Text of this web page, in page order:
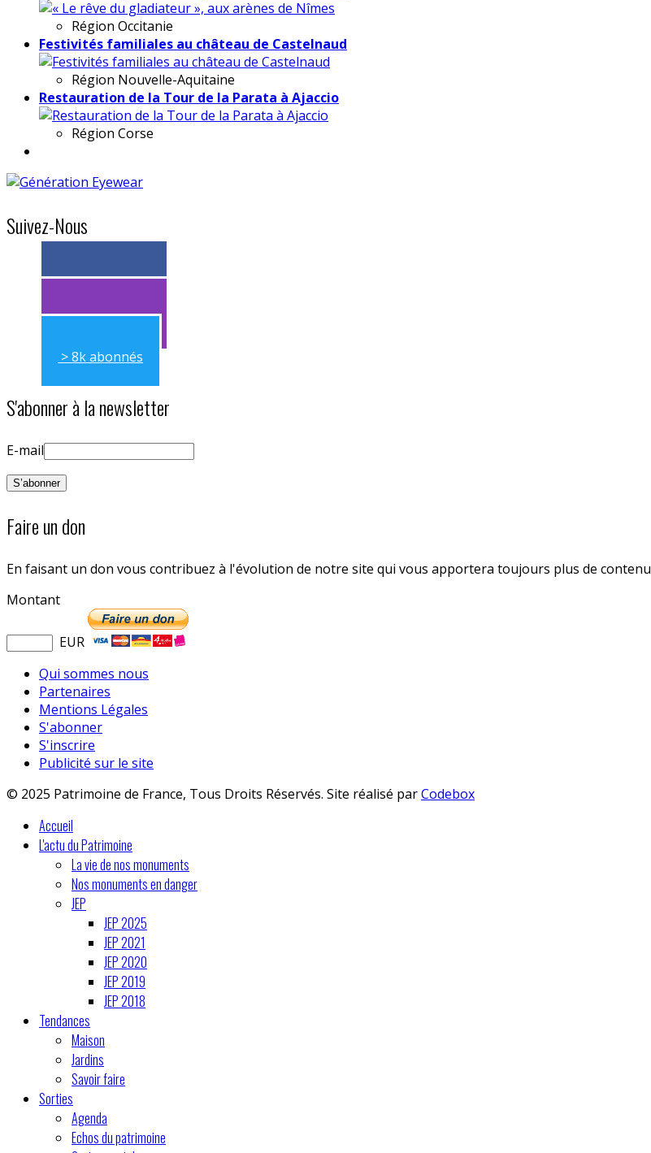
Région Occitanie
Festivités familiales au château de Castelnaud
Région Nouvelle-Aquitaine
Restauration de la Tour de la Parata à Ajaccio
Région Corse
Suivez-Nous
> 11k abonnés
> 11k abonnés
> 8k abonnés
S'abonner à la newsletter
E-mail
Faire un don
En faisant un don vous contribuez à l'évolution de notre site qui vous apportera toujours plus de contenu
Montant
EUR
Qui sommes nous
Partenaires
Mentions Légales
S'abonner
S'inscrire
Publicité sur le site
© 2025 Patrimoine de France, Tous Droits Réservés. Site réalisé parCodebox
Accueil
L'actu du Patrimoine
La vie de nos monuments
Nos monuments en danger
JEP
JEP 2025
JEP 2021
JEP 2020
JEP 2019
JEP 2018
Tendances
Maison
Jardins
Savoir faire
Sorties
Agenda
Echos du patrimoine